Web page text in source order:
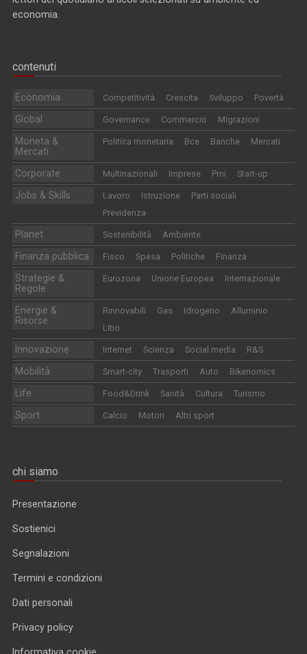
economia.
contenuti
Economia Competitività Crescita Sviluppo Povertà
Global Governance Commercio Migrazioni
Moneta &
Mercati
Politica monetaria Bce Banche Mercati
Corporate Multinazionali Imprese Pmi Start-up
Jobs & Skills Lavoro Istruzione
Parti sociali
Previdenza
Planet Sostenibilità Ambiente
Finanza pubblica Fisco Spesa Politiche Finanza
Strategie &
Regole
Eurozona Unione Europea Internazionale
Energie &
Risorse
Rinnovabili Gas Idrogeno
Alluminio
Litio
Innovazione Internet Scienza Social media R&S
Mobilità Smart-city Trasporti Auto Bikenomics
Life Food&Drink Sanità Cultura Turismo
Sport Calcio Motori Altri sport
chi siamo
Presentazione
Sostienici
Segnalazioni
Termini e condizioni
Dati personali
Privacy policy
Informativa cookie